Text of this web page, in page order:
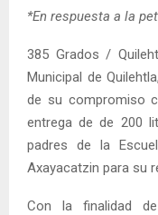
*En respuesta a la
385 Grados /
Municipal de
de su compromiso
entrega de de 200
padres de la
Axayacatzin para su
Con la finalidad